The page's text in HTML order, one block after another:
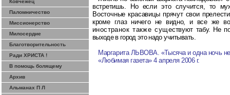
Ковчежец
Паломничество
Миссионерство
Милосердие
Благотворительность
Ради ХРИСТА !
В помощь болящему
Архив
Альманах П Л
встретишь. Но если это случится, то
Восточные красавицы прячут свои
кроме глаз ничего не видно, и все же
иностранок также существуют табу. Не
выходе в город это надоучитывать.
Маргарита ЛЬВОВА. «Тысяча и одна ночь
«Любимая газета» 4 апреля 2006 г.